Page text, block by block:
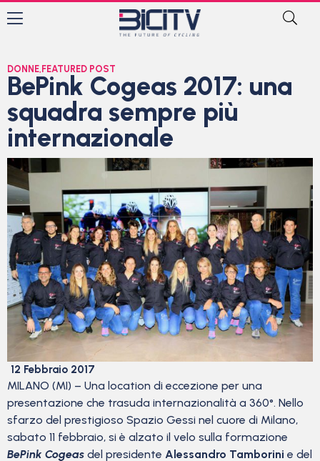
DONNE, FEATURED POST
BePink Cogeas 2017: una
squadra sempre più
internazionale
12 Febbraio 2017
MILANO (MI) – Una location di eccezione per una
presentazione che trasuda internazionalità a 360°. Nello
sfarzo del prestigioso Spazio Gessi nel cuore di Milano,
sabato 11 febbraio, si è alzato il velo sulla formazione
BePink Cogeas del presidente Alessandro Tamborini e del